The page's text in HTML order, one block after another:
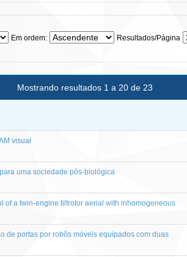
Em ordem: Resultados/Página
Mostrando resultados 1 a 20 de 23
visual
uma sociedade pós-biológica
of a twin-engine tiltrotor aerial with inhomogeneous
de portas por robôs móveis equipados com duas